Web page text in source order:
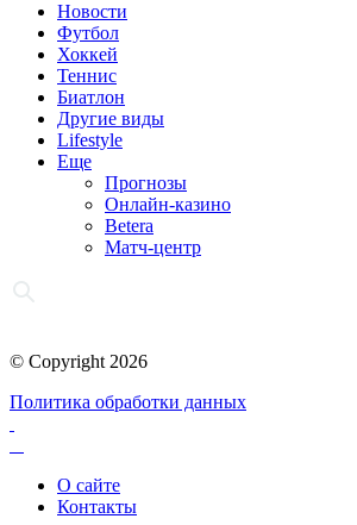
Новости
Футбол
Хоккей
Теннис
Биатлон
Другие виды
Lifestyle
Еще
Прогнозы
Онлайн-казино
Betera
Матч-центр
© Copyright 2026
Политика обработки данных
О сайте
Контакты